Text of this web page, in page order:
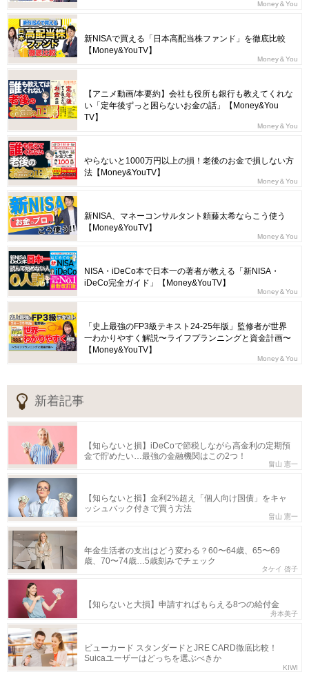
Money＆You
新NISAで買える「日本高配当株ファンド」を徹底比較
【Money&YouTV】
Money＆You
【アニメ動画/本要約】会社も役所も銀行も教えてくれな
い「定年後ずっと困らないお金の話」【Money&You
TV】
Money＆You
やらないと1000万円以上の損！老後のお金で損しない方
法【Money&YouTV】
Money＆You
新NISA、マネーコンサルタント頼藤太希ならこう使う
【Money&YouTV】
Money＆You
NISA・iDeCo本で日本一の著者が教える「新NISA・
iDeCo完全ガイド」【Money&YouTV】
Money＆You
「史上最強のFP3級テキスト24-25年版」監修者が世界
一わかりやすく解説〜ライフプランニングと資金計画〜
【Money&YouTV】
Money＆You
新着記事
【知らないと損】iDeCoで節税しながら高金利の定期預
金で貯めたい…最強の金融機関はこの2つ！
畠山 憲一
【知らないと損】金利2%超え「個人向け国債」をキャ
ッシュバック付きで買う方法
畠山 憲一
年金生活者の支出はどう変わる？60〜64歳、65〜69
歳、70〜74歳…5歳刻みでチェック
タケイ 啓子
【知らないと大損】申請すればもらえる8つの給付金
舟本美子
ビューカード スタンダードとJRE CARD徹底比較！
Suicaユーザーはどっちを選ぶべきか
KIWI